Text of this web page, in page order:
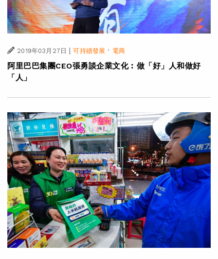
2019年03月27日 可持續發展 · 電商
阿里巴巴集團CEO張勇談企業文化︰做「好」人和做好
「人」